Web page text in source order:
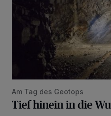
Am Tag des Geotops
Tief hinein in die